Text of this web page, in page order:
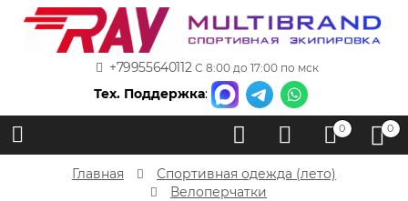
+79955640112 С 8:00 до 17:00 по мск
Тех. Поддержка:
0 0
Главная
Спортивная одежда (лето)
Велоперчатки